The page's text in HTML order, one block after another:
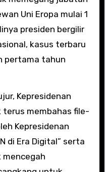
Uni Eropa mulai 1
presiden bergilir
kasus terbaru
pertama tahun
Kepresidenan
terus membahas file-
Kepresidenan
di Era Digital” serta
mencegah